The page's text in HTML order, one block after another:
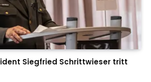
Siegfried Schrittwieser tritt